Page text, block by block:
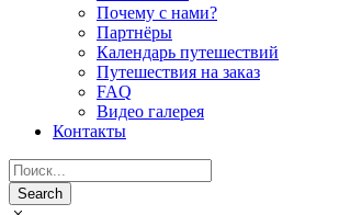
Почему с нами?
Партнёры
Календарь путешествий
Путешествия на заказ
FAQ
Видео галерея
Контакты